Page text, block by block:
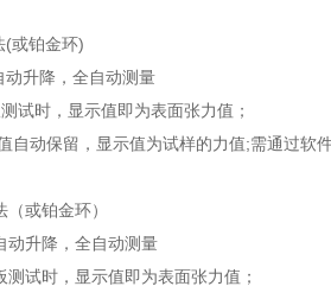
(或铂金环)
升降，全自动测量
试时，显示值即为表面张力值；
自动保留，显示值为试样的力值;需通过软
或铂金环）
动升降，全自动测量
试时，显示值即为表面张力值；